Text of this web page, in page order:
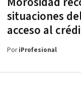
situaciones
acceso al
PoriProfesional